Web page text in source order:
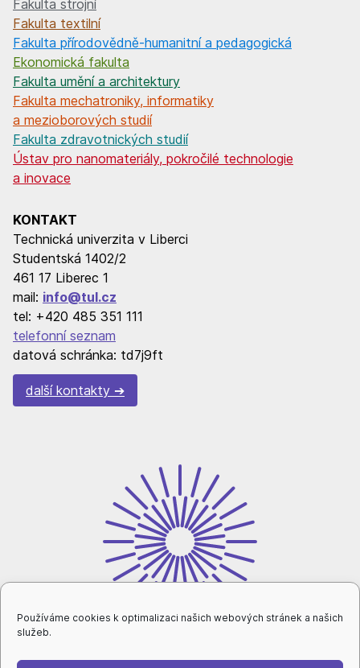
Používáme cookies k optimalizaci našich webových stránek a našich
služeb.
Fakulta strojní
Fakulta textilní
Fakulta přírodovědně-humanitní a pedagogická
Ekonomická fakulta
Fakulta umění a architektury
Fakulta mechatroniky, informatiky
a mezioborových studií
Fakulta zdravotnických studií
Ústav pro nanomateriály, pokročilé technologie
a inovace
KONTAKT
Technická univerzita v Liberci
Studentská 1402/2
461 17 Liberec 1
mail: info@tul.cz
tel: +420 485 351 111
telefonní seznam
datová schránka: td7j9ft
další kontakty